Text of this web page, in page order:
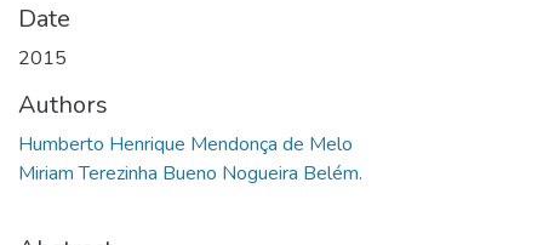
Date
2015
Authors
Humberto Henrique Mendonça de Melo
Miriam Terezinha Bueno Nogueira Belém.